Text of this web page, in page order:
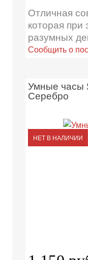
Отличная
которая при
разумных
Сообщить о
Умные часы
Серебро
НЕТ В НАЛИЧИИ